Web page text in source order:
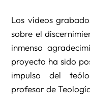
Los vídeos
sobre el
inmenso
proyecto ha sido
impulso del
profesor de